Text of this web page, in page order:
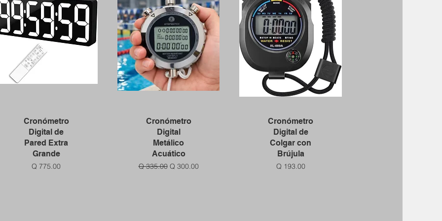
Vista rápida
Cronómetro
Digital de
Pared Extra
Grande
Precio
Q 775.00
Vista rápida
Cronómetro
Digital
Metálico
Acuático
Precio
Q 335.00 Precio de oferta
Q 300.00
Vista rápida
Cronómetro
Digital de
Colgar con
Brújula
Precio
Q 193.00